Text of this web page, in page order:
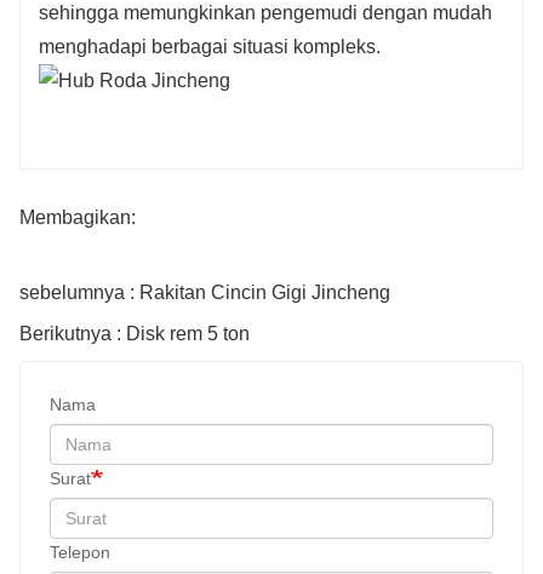
sehingga memungkinkan pengemudi dengan mudah
menghadapi berbagai situasi kompleks.
Membagikan:
sebelumnya : Rakitan Cincin Gigi Jincheng
Berikutnya : Disk rem 5 ton
Nama
Surat
Telepon